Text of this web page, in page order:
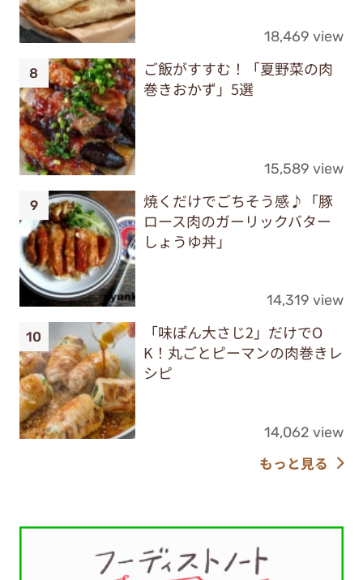
18,469 view
ご飯がすすむ！「夏野菜の肉
巻きおかず」5選
15,589 view
焼くだけでごちそう感♪「豚
ロース肉のガーリックバター
しょうゆ丼」
14,319 view
「味ぽん大さじ2」だけでO
K！丸ごとピーマンの肉巻きレ
シピ
14,062 view
もっと見る